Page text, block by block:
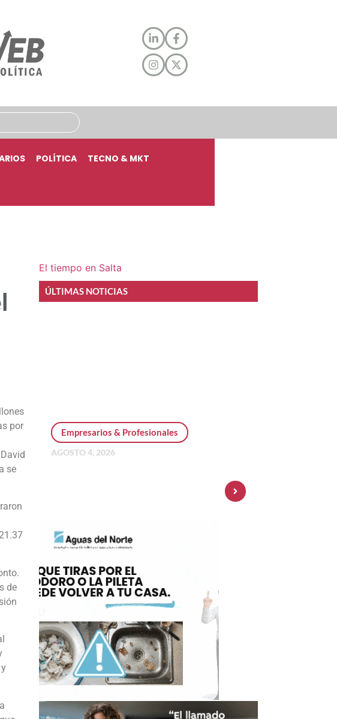
POLÍTICA TECNO & MKT
por
se
de
El tiempo en Salta
ÚLTIMAS NOTICIAS
Empresarios & Profesionales
AGOSTO 4, 2026